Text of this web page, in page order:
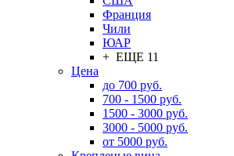
Франция
Чили
ЮАР
+ ЕЩЕ 11
Цена
до 700 руб.
700 - 1500 руб.
1500 - 3000 руб.
3000 - 5000 руб.
от 5000 руб.